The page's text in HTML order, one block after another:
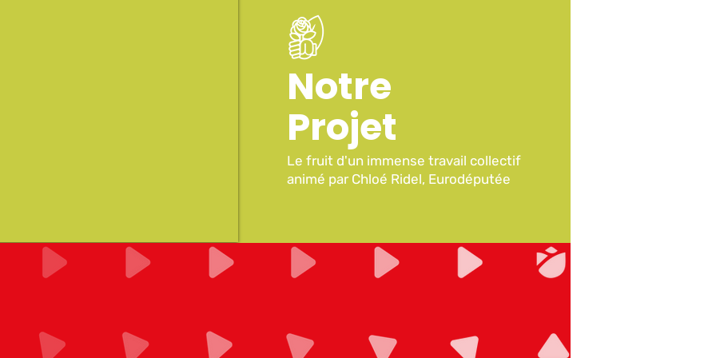
Notre
Projet
Le fruit d'un immense travail collectif
animé par Chloé Ridel, Eurodéputée